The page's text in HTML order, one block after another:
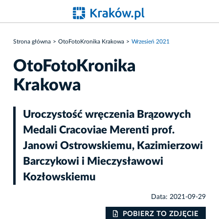
Strona główna OtoFotoKronika Krakowa Wrzesień 2021
OtoFotoKronika
Krakowa
Uroczystość wręczenia Brązowych
Medali Cracoviae Merenti prof.
Janowi Ostrowskiemu, Kazimierzowi
Barczykowi i Mieczysławowi
Kozłowskiemu
Data: 2021-09-29
POBIERZ TO ZDJĘCIE